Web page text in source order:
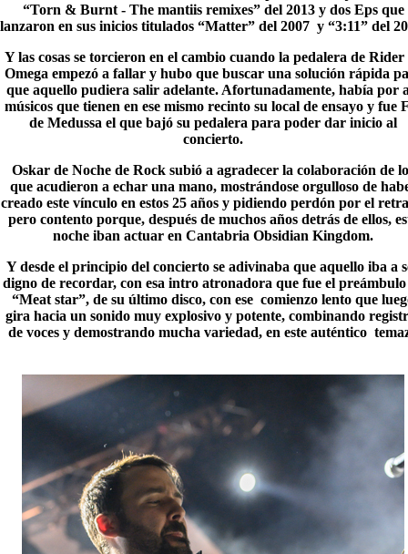
“Torn & Burnt - The mantiis remixes” del 2013 y dos Eps que
lanzaron en sus inicios titulados “Matter” del 2007 y “3:11” del
Y las cosas se torcieron en el cambio cuando la pedalera de Rider
Omega empezó a fallar y hubo que buscar una solución rápida
que aquello pudiera salir adelante. Afortunadamente, había por
músicos que tienen en ese mismo recinto su local de ensayo y fue
de Medussa el que bajó su pedalera para poder dar inicio al
concierto.
Oskar de Noche de Rock subió a agradecer la colaboración de
que acudieron a echar una mano, mostrándose orgulloso de
creado este vínculo en estos 25 años y pidiendo perdón por el
pero contento porque, después de muchos años detrás de ellos,
noche iban actuar en Cantabria Obsidian Kingdom.
Y desde el principio del concierto se adivinaba que aquello iba a
digno de recordar, con esa intro atronadora que fue el preámbulo
“Meat star”, de su último disco, con ese comienzo lento que
gira hacia un sonido muy explosivo y potente, combinando
de voces y demostrando mucha variedad, en este auténtico